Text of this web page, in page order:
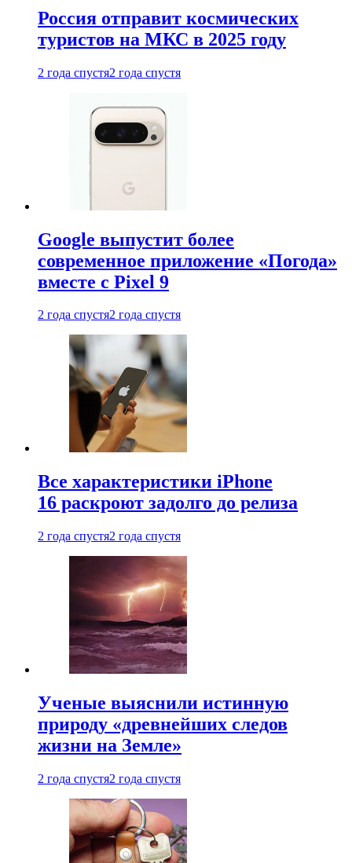
Россия отправит космических
туристов на МКС в 2025 году
2 года спустя2 года спустя
Google выпустит более
современное приложение «Погода»
вместе с Pixel 9
2 года спустя2 года спустя
Все характеристики iPhone
16 раскроют задолго до релиза
2 года спустя2 года спустя
Ученые выяснили истинную
природу «древнейших следов
жизни на Земле»
2 года спустя2 года спустя